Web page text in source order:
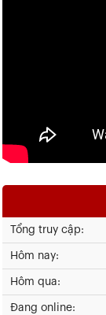
Tổng truy cập:
Hôm nay:
Hôm qua:
Đang online: